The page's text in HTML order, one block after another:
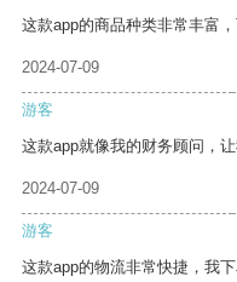
这款app的商品种类非常丰富
2024-07-09
游客
这款app就像我的财务顾问，让
2024-07-09
游客
这款app的物流非常快捷，我